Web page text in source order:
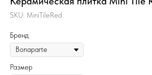
SKU: MiniTileRed
Бренд
Размер